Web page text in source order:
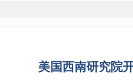
美国西南研究院